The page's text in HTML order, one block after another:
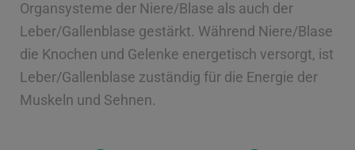
Organsysteme der Niere/Blase als auch der
Leber/Gallenblase gestärkt. Während Niere/Blase
die Knochen und Gelenke energetisch versorgt, ist
Leber/Gallenblase zuständig für die Energie der
Muskeln und Sehnen.